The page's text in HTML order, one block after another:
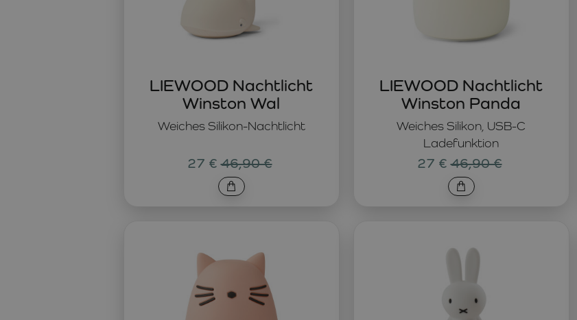
Weiches Silikon-Nachtlicht
LIEWOOD Nachtlicht
Winston Wal
27 € 46,90 €
Weiches Silikon, USB-C
Ladefunktion
LIEWOOD Nachtlicht
Winston Panda
27 € 46,90 €